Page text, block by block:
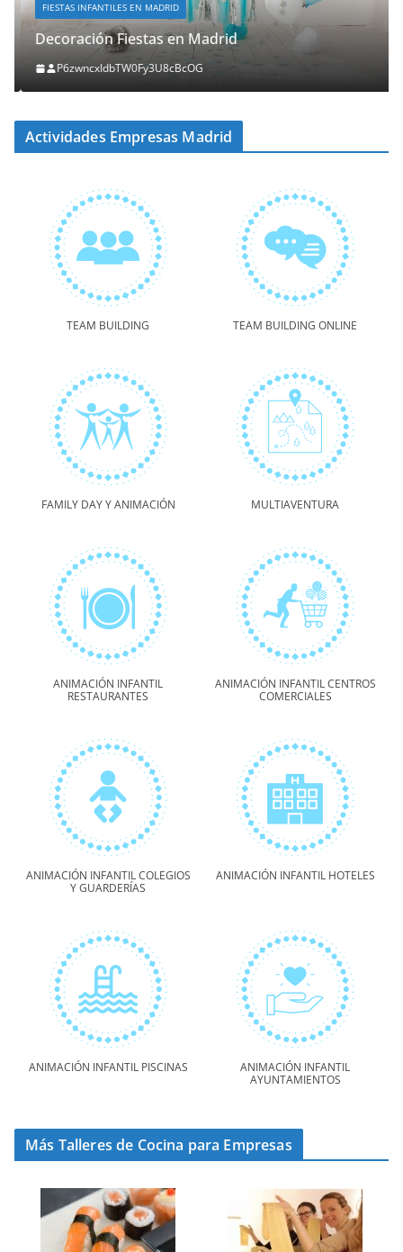
FIESTAS INFANTILES EN MADRID
Decoración Fiestas en Madrid
P6zwncxIdbTW0Fy3U8cBcOG
Actividades Empresas Madrid
TEAM BUILDING TEAM BUILDING ONLINE
FAMILY DAY Y ANIMACIÓN MULTIAVENTURA
ANIMACIÓN INFANTIL
RESTAURANTES
ANIMACIÓN INFANTIL CENTROS
COMERCIALES
ANIMACIÓN INFANTIL COLEGIOS
Y GUARDERÍAS
ANIMACIÓN INFANTIL HOTELES
ANIMACIÓN INFANTIL PISCINAS
ANIMACIÓN INFANTIL
AYUNTAMIENTOS
Más Talleres de Cocina para Empresas